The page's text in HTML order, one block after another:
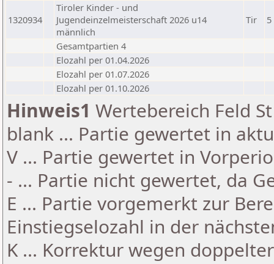
1320934
Tiroler Kinder - und
Jugendeinzelmeisterschaft 2026 u14
männlich
Tir 5
Gesamtpartien 4
Elozahl per 01.04.2026
Elozahl per 01.07.2026
Elozahl per 01.10.2026
Hinweis1 Wertebereich Feld
blank ... Partie gewertet in
V ... Partie gewertet in
- ... Partie nicht gewertet, da
E ... Partie vorgemerkt zur
Einstiegselozahl in der
K ... Korrektur wegen